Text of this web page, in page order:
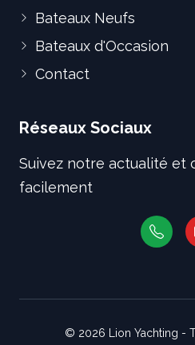
Bateaux Neufs
Bateaux d'Occasion
Contact
Réseaux Sociaux
Suivez notre actualité et
facilement
© 2026 Lion Yachting -